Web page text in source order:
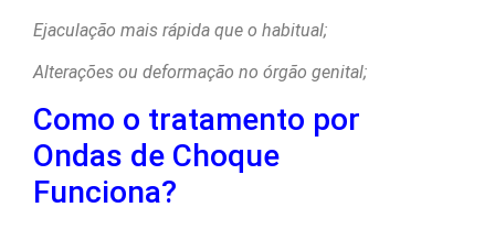
Ejaculação mais rápida que o habitual;
Alterações ou deformação no órgão genital;
Como o tratamento por
Ondas de Choque
Funciona?